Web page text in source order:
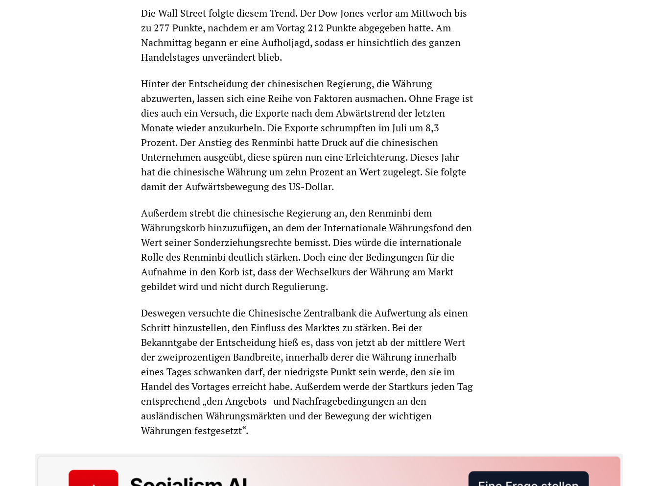
Die Wall Street folgte diesem Trend. Der Dow Jones verlor am Mittwoch bis
zu 277 Punkte, nachdem er am Vortag 212 Punkte abgegeben hatte. Am
Nachmittag begann er eine Aufholjagd, sodass er hinsichtlich des ganzen
Handelstages unverändert blieb.
Hinter der Entscheidung der chinesischen Regierung, die Währung
abzuwerten, lassen sich eine Reihe von Faktoren ausmachen. Ohne Frage ist
dies auch ein Versuch, die Exporte nach dem Abwärtstrend der letzten
Monate wieder anzukurbeln. Die Exporte schrumpften im Juli um 8,3
Prozent. Der Anstieg des Renminbi hatte Druck auf die chinesischen
Unternehmen ausgeübt, diese spüren nun eine Erleichterung. Dieses Jahr
hat die chinesische Währung um zehn Prozent an Wert zugelegt. Sie folgte
damit der Aufwärtsbewegung des US-Dollar.
Außerdem strebt die chinesische Regierung an, den Renminbi dem
Währungskorb hinzuzufügen, an dem der Internationale Währungsfond den
Wert seiner Sonderziehungsrechte bemisst. Dies würde die internationale
Rolle des Renminbi deutlich stärken. Doch eine der Bedingungen für die
Aufnahme in den Korb ist, dass der Wechselkurs der Währung am Markt
gebildet wird und nicht durch Regulierung.
Deswegen versuchte die Chinesische Zentralbank die Aufwertung als einen
Schritt hinzustellen, den Einfluss des Marktes zu stärken. Bei der
Bekanntgabe der Entscheidung hieß es, dass von jetzt ab der mittlere Wert
der zweiprozentigen Bandbreite, innerhalb derer die Währung innerhalb
eines Tages schwanken darf, der niedrigste Punkt sein werde, den sie im
Handel des Vortages erreicht habe. Außerdem werde der Startkurs jeden Tag
entsprechend „den Angebots- und Nachfragebedingungen an den
ausländischen Währungsmärkten und der Bewegung der wichtigen
Währungen festgesetzt“.